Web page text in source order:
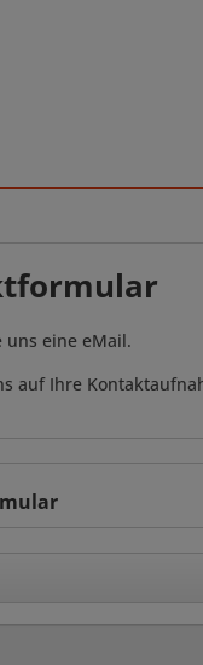
uns eine eMail.
auf Ihre